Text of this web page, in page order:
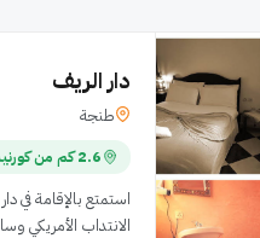
دار الريف
طنجة
2.6 كم من كورنيش طنجة
استمتع بالإقامة
الانتداب الأمريكي وساحة القصبة. تقع هذه